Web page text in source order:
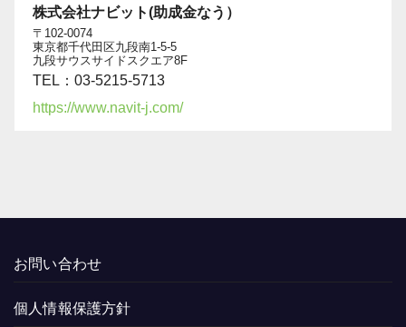
株式会社ナビット(助成金なう）
〒102-0074
東京都千代田区九段南1-5-5
九段サウスサイドスクエア8F
TEL：03-5215-5713
https://www.navit-j.com/
お問い合わせ
個人情報保護方針